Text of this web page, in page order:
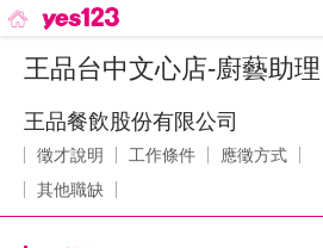
王品台中文心店-廚藝助理
王品餐飲股份有限公司
徵才說明 工作條件
應徵方式
其他職缺